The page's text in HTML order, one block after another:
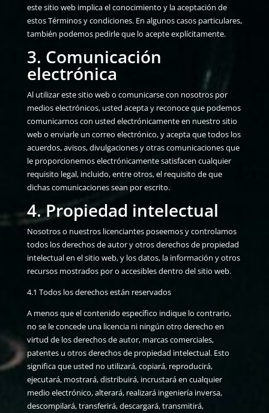
este sitio web implica el conocimiento y la aceptación de
estos Términos y condiciones. En algunos casos particulares,
también podemos pedirle que lo acepte explícitamente.
3. Comunicación
electrónica
Al utilizar este sitio web o comunicarse con nosotros por
medios electrónicos, usted acepta y reconoce que podemos
comunicarnos con usted electrónicamente en nuestro sitio
web o enviarle un correo electrónico, y acepta que todos los
acuerdos, avisos, divulgaciones y otras comunicaciones que
le proporcionemos electrónicamente satisfacen cualquier
requisito legal, incluido, entre otros, el requisito de que
dichas comunicaciones sean por escrito.
4. Propiedad intelectual
Nosotros o nuestros licenciantes poseemos y controlamos
todos los derechos de autor y otros derechos de propiedad
intelectual en el sitio web, y los datos, la información y otros
recursos mostrados por o accesibles dentro del sitio web.
4.1 Todos los derechos están reservados
A menos que el contenido específico indique lo contrario,
no se le concede una licencia ni ningún otro derecho en
virtud de los derechos de autor, marcas comerciales,
patentes u otros derechos de propiedad intelectual. Esto
significa que usted no utilizará, copiará, reproducirá,
ejecutará, mostrará, distribuirá, incrustará en cualquier
medio electrónico, alterará, realizará ingeniería inversa,
descompilará, transferirá, descargará, transmitirá,